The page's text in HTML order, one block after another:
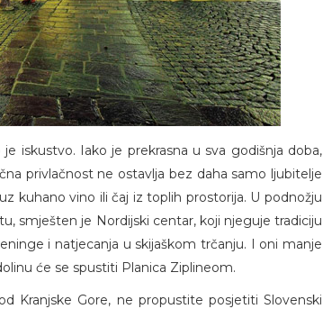
iskustvo. Iako je prekrasna u sva godišnja doba,
privlačnost ne ostavlja bez daha samo ljubitelje
kuhano vino ili čaj iz toplih prostorija. U podnožju
smješten je Nordijski centar, koji njeguje tradiciju
i natjecanja u skijaškom trčanju. I oni manje
će se spustiti Planica Ziplineom.
Kranjske Gore, ne propustite posjetiti Slovenski